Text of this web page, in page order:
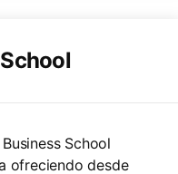
Business School
ofreciendo desde